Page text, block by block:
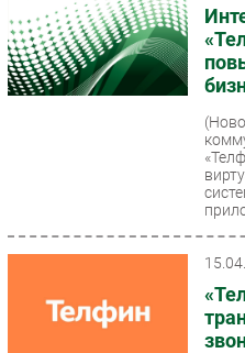
Мероприятия
Проекты
IT класс